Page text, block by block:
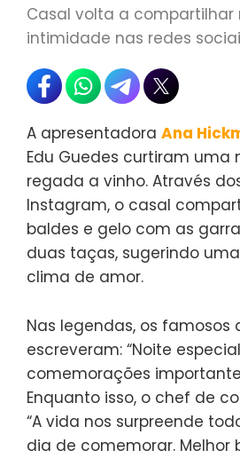
Casal volta a
intimidade nas redes
A apresentadora Ana
Edu Guedes curtiram uma
regada a vinho. Através
Instagram, o casal
baldes e gelo com as
duas taças, sugerindo
clima de amor.
Nas legendas, os famosos
escreveram: “Noite
comemorações
Enquanto isso, o chef de
“A vida nos surpreende
dia de comemorar. Melhor